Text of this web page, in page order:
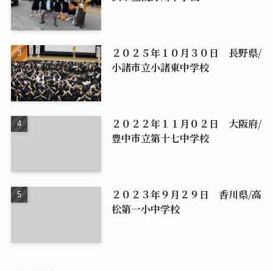
２０２５年１０月３０日 長野県/
小諸市立小諸東中学校
２０２２年１１月０２日 大阪府/
豊中市立第十七中学校
２０２３年９月２９日 香川県/高
松第一小中学校